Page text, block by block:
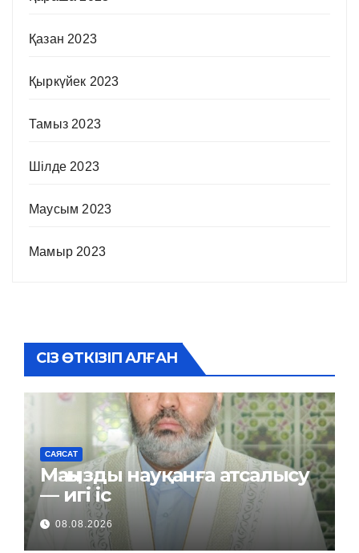
Қазан 2023
Қыркүйек 2023
Тамыз 2023
Шілде 2023
Маусым 2023
Мамыр 2023
СІЗ ӨТКІЗІП АЛҒАН
САЯСАТ
Маңызды науқанға атсалысу
— игі іс
08.08.2026